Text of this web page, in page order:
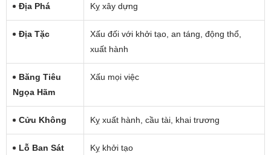
Địa Phá Kỵ xây dựng
Địa Tặc
Xấu đối với khởi tạo, an táng, động thổ,
xuất hành
Băng Tiêu
Ngọa Hãm
Xấu mọi việc
Cửu Không Kỵ xuất hành, cầu tài, khai trương
Lỗ Ban Sát Kỵ khởi tạo